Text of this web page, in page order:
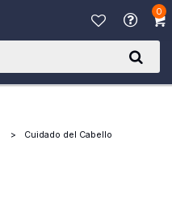
0
Cuidado del Cabello